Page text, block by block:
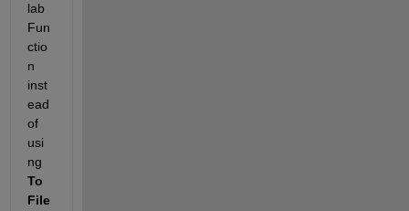
lab
Fun
ctio
n
inst
ead
of
usi
To
File